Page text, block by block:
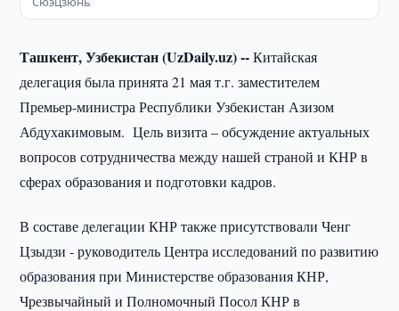
Ташкент, Узбекистан (UzDaily.uz) --Китайская
делегация была принята 21 мая т.г. заместителем
Премьер-министра Республики Узбекистан Азизом
Абдухакимовым. Цель визита – обсуждение актуальных
вопросов сотрудничества между нашей страной и КНР в
сферах образования и подготовки кадров.
В составе делегации КНР также присутствовали Ченг
Цзыдзи - руководитель Центра исследований по развитию
образования при Министерстве образования КНР,
Чрезвычайный и Полномочный Посол КНР в